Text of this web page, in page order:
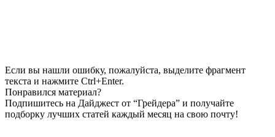
Если вы нашли ошибку, пожалуйста, выделите фрагмент
текста и нажмите Ctrl+Enter.
Понравился материал?
Подпишитесь на Дайджест от “Грейдера” и получайте
подборку лучших статей каждый месяц на свою почту!